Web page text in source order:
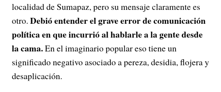
localidad de Sumapaz, pero su mensaje claramente es
otro. Debió entender el grave error de comunicación
política en que incurrió al hablarle a la gente desde
la cama.En el imaginario popular eso tiene un
significado negativo asociado a pereza, desidia, flojera y
desaplicación.